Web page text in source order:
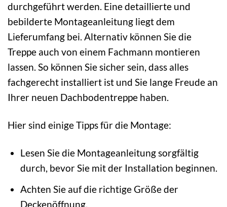
durchgeführt werden. Eine detaillierte und
bebilderte Montageanleitung liegt dem
Lieferumfang bei. Alternativ können Sie die
Treppe auch von einem Fachmann montieren
lassen. So können Sie sicher sein, dass alles
fachgerecht installiert ist und Sie lange Freude an
Ihrer neuen Dachbodentreppe haben.
Hier sind einige Tipps für die Montage:
Lesen Sie die Montageanleitung sorgfältig
durch, bevor Sie mit der Installation beginnen.
Achten Sie auf die richtige Größe der
Deckenöffnung.